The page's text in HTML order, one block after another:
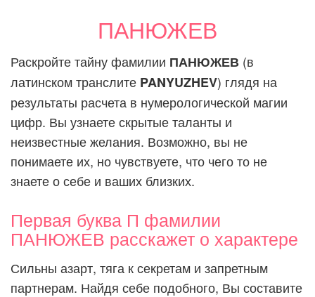
ПАНЮЖЕВ
Раскройте тайну фамилии ПАНЮЖЕВ (в
латинском транслите PANYUZHEV) глядя на
результаты расчета в нумерологической магии
цифр. Вы узнаете скрытые таланты и
неизвестные желания. Возможно, вы не
понимаете их, но чувствуете, что чего то не
знаете о себе и ваших близких.
Первая буква П фамилии
ПАНЮЖЕВ расскажет о характере
Сильны азарт, тяга к секретам и запретным
партнерам. Найдя себе подобного, Вы составите